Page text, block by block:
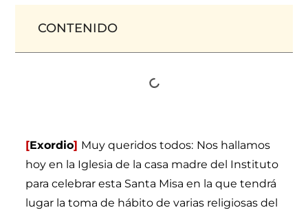
CONTENIDO
[Exordio] Muy queridos todos: Nos hallamos
hoy en la Iglesia de la casa madre del Instituto
para celebrar esta Santa Misa en la que tendrá
lugar la toma de hábito de varias religiosas del